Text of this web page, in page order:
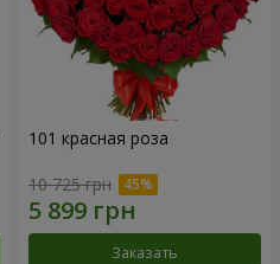
101 красная роза
10 725 грн
Заказать